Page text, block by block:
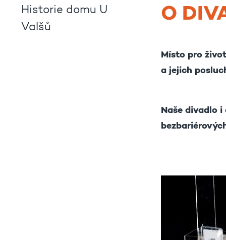
Historie domu U
Valšů
O
Místo pro
a jejich
Naše divadlo